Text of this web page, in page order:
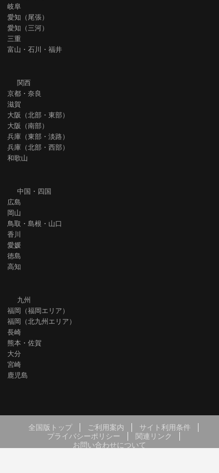
岐阜
愛知（尾張）
愛知（三河）
三重
富山・石川・福井
関西
京都・奈良
滋賀
大阪（北部・東部）
大阪（南部）
兵庫（東部・淡路）
兵庫（北部・西部）
和歌山
中国・四国
広島
岡山
鳥取・島根・山口
香川
愛媛
徳島
高知
九州
福岡（福岡エリア）
福岡（北九州エリア）
長崎
熊本・佐賀
大分
宮崎
鹿児島
全国版トップ ご利用案内
サイト利用条件
プライバシーポリシー
関連リンク
お問い合わせについて